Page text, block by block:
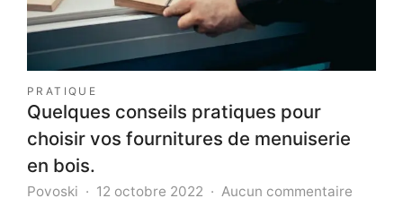
PRATIQUE
Quelques conseils pratiques pour
choisir vos fournitures de menuiserie
en bois.
Povoski 12 octobre 2022 Aucun commentaire